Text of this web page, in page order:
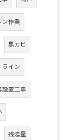
ン作業
黒カビ
ライン
設置工事
残湯量